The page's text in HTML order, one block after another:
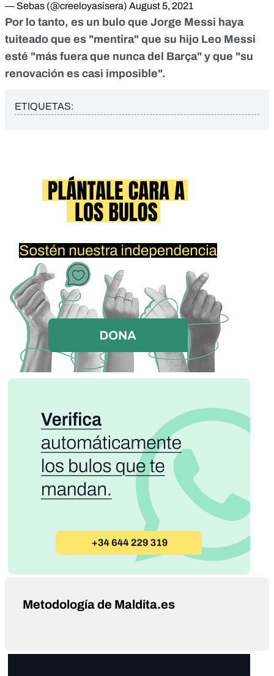
— Sebas (@creeloyasisera) August 5, 2021
Por lo tanto, es un bulo que Jorge Messi haya
tuiteado que es "mentira" que su hijo Leo Messi
esté "más fuera que nunca del Barça" y que "su
renovación es casi imposible".
ETIQUETAS:
Metodología de Maldita.es